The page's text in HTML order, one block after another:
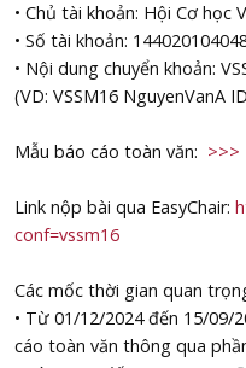
• Chủ tài khoản: Hội Cơ học
• Số tài khoản:
• Nội dung chuyển khoản:
(VD: VSSM16 NguyenVanA
Mẫu báo cáo toàn văn: >>>
Link nộp bài qua EasyChair:
conf=vssm16
Các mốc thời gian quan
• Từ 01/12/2024 đến 15/
cáo toàn văn thông qua